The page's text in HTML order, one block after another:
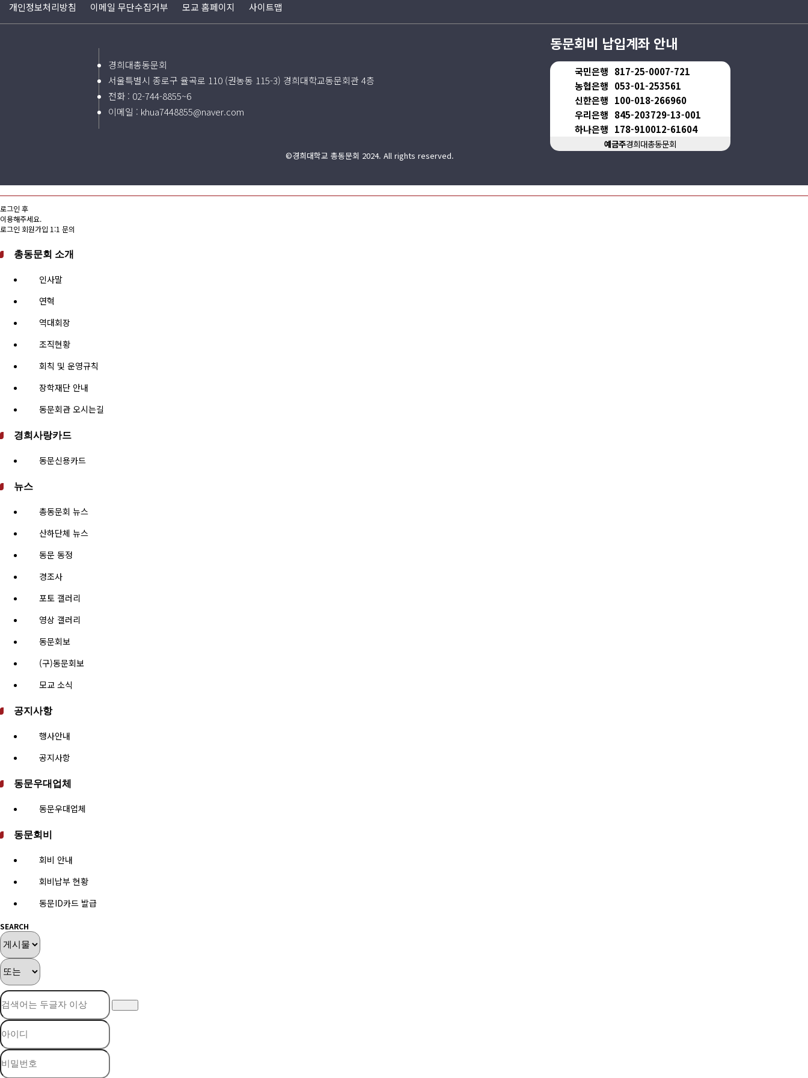
개인정보처리방침 이메일 무단수집거부 모교 홈페이지 사이트맵
경희대총동문회
서울특별시 종로구 율곡로 110 (권농동 115-3) 경희대학교동문회관 4층
전화 : 02-744-8855~6
이메일 : khua7448855@naver.com
동문회비 납입계좌 안내
국민은행 817-25-0007-721
농협은행 053-01-253561
신한은행 100-018-266960
우리은행 845-203729-13-001
하나은행 178-910012-61604
예금주경희대총동문회
©경희대학교 총동문회 2024. All rights reserved.
로그인 후
이용해주세요.
로그인 회원가입 1:1 문의
총동문회 소개
인사말
연혁
역대회장
조직현황
회칙 및 운영규칙
장학재단 안내
동문회관 오시는길
경희사랑카드
동문신용카드
뉴스
총동문회 뉴스
산하단체 뉴스
동문 동정
경조사
포토 갤러리
영상 갤러리
동문회보
(구)동문회보
모교 소식
공지사항
행사안내
공지사항
동문우대업체
동문우대업체
동문회비
회비 안내
회비납부 현황
동문ID카드 발급
SEARCH